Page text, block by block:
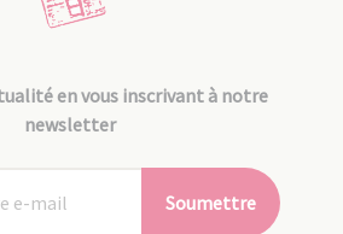
en vous inscrivant à notre
newsletter
Soumettre